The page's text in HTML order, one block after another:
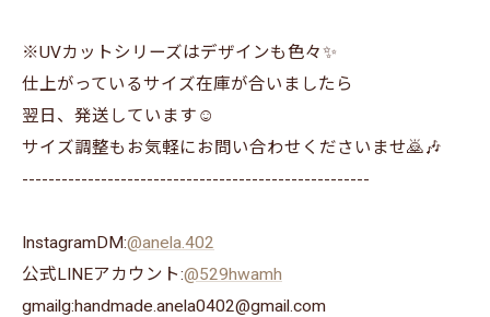
※UVカットシリーズはデザインも色々✨
仕上がっているサイズ在庫が合いましたら
翌日、発送しています☺️
サイズ調整もお気軽にお問い合わせくださいませ🙇🎶
-----------------------------------------------------
InstagramDM:@anela.402
公式LINEアカウント:@529hwamh
gmailg:handmade.anela0402@gmail.com